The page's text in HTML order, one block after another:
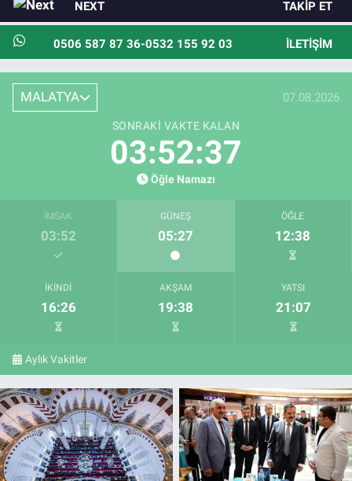
NEXT TAKIP ET
0506 587 87 36-0532 155 92 03 İLETIŞIM
MALATYA 07.08.2026
SONRAKI VAKTE KALAN
03:52:35
Öğle Namazı
İMSAK
03:52
GÜNEŞ
05:27
ÖĞLE
12:38
İKINDI
16:26
AKŞAM
19:38
YATSI
21:07
Aylık Vakitler